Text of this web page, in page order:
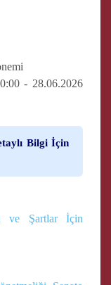
- 28.06.2026
Bilgi İçin
ve Şartlar İçin